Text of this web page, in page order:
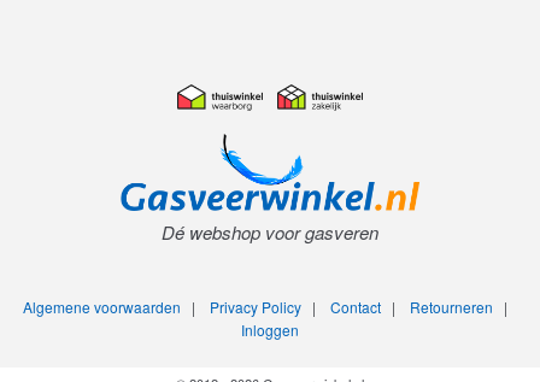
Dé webshop voor gasveren
Algemene voorwaarden | Privacy Policy| Contact| Retourneren |
Inloggen